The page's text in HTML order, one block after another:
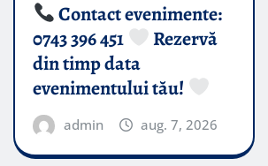
Contact evenimente:
0743 396 451
Rezervă
din timp data
evenimentului tău!
admin aug. 7, 2026